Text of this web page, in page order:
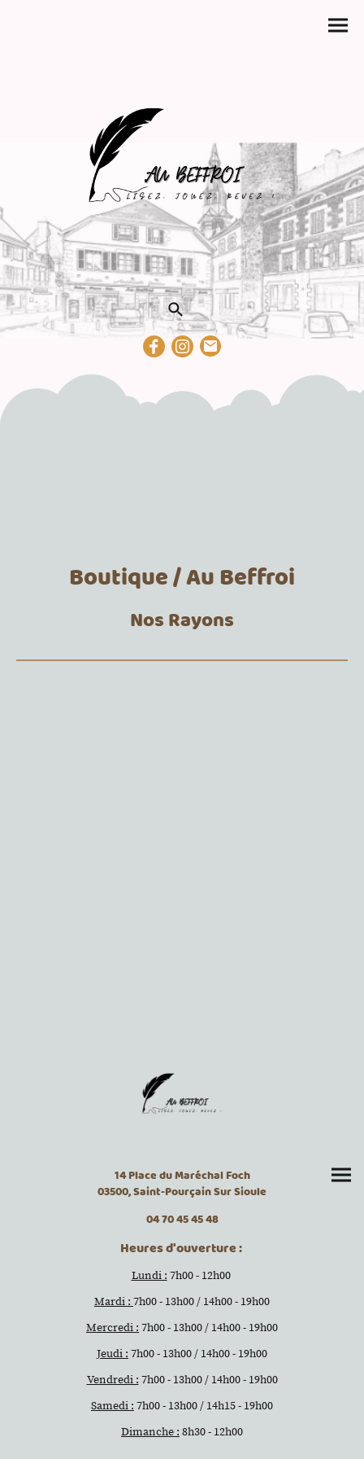
Boutique / Au Beffroi
Nos Rayons
14 Place du Maréchal Foch
03500, Saint-Pourçain Sur Sioule
04 70 45 45 48
Heures d'ouverture :
Lundi : 7h00 - 12h00
Mardi : 7h00 - 13h00 / 14h00 - 19h00
Mercredi : 7h00 - 13h00 / 14h00 - 19h00
Jeudi : 7h00 - 13h00 / 14h00 - 19h00
Vendredi : 7h00 - 13h00 / 14h00 - 19h00
Samedi : 7h00 - 13h00 / 14h15 - 19h00
Dimanche : 8h30 - 12h00